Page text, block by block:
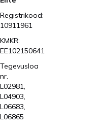
Registrikood:
10911961
KMKR:
EE102150641
Tegevusloa
nr.
L02981,
L04903,
L06683,
L06865
2026